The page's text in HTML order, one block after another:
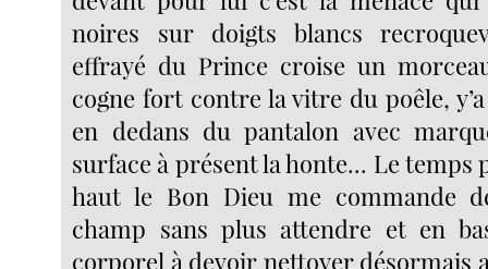
noires sur doigts blancs
effrayé du Prince croise un
cogne fort contre la vitre du poêle,
en dedans du pantalon avec
surface à présent la honte... Le temps
haut le Bon Dieu me commande
champ sans plus attendre et en
corporel à devoir nettoyer désormais